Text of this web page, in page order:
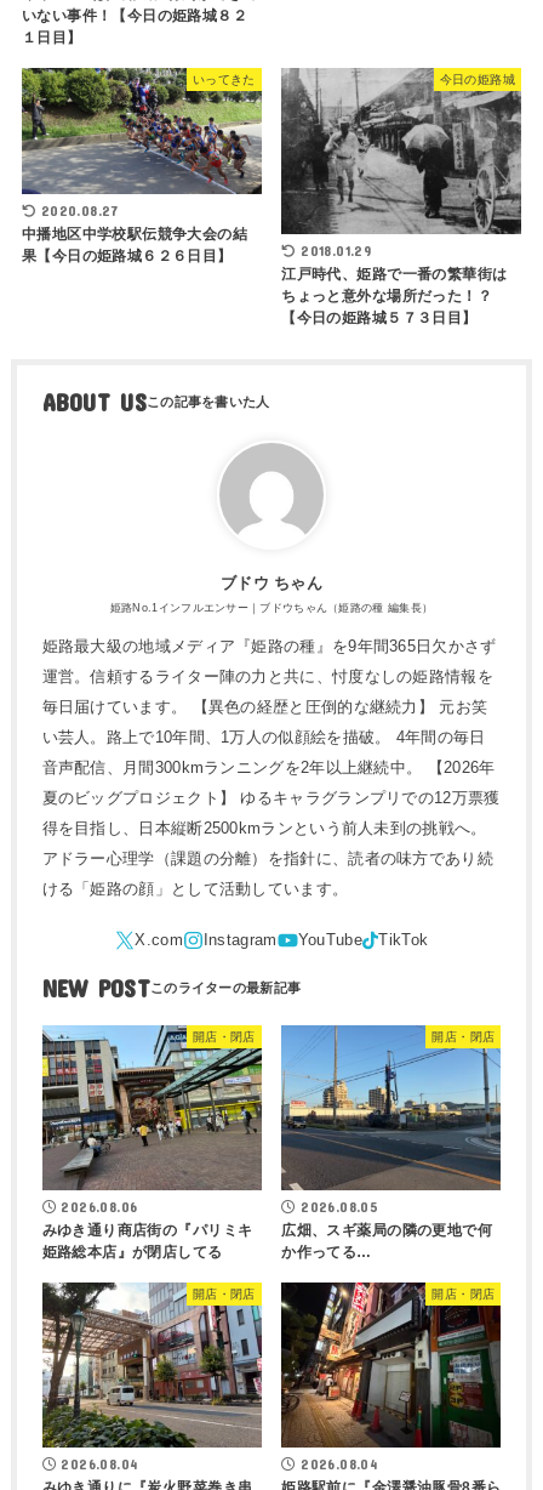
いない事件！【今日の姫路城８２
１日目】
いってきた
2020.08.27
中播地区中学校駅伝競争大会の結
果【今日の姫路城６２６日目】
今日の姫路城
2018.01.29
江戸時代、姫路で一番の繁華街は
ちょっと意外な場所だった！？
【今日の姫路城５７３日目】
ABOUT US
ブドウ ちゃん
姫路No.1インフルエンサー｜ブドウちゃん（姫路の種 編集長）
姫路最大級の地域メディア『姫路の種』を9年間365日欠かさず
運営。信頼するライター陣の力と共に、忖度なしの姫路情報を
毎日届けています。 【異色の経歴と圧倒的な継続力】 元お笑
い芸人。路上で10年間、1万人の似顔絵を描破。 4年間の毎日
音声配信、月間300kmランニングを2年以上継続中。 【2026年
夏のビッグプロジェクト】 ゆるキャラグランプリでの12万票獲
得を目指し、日本縦断2500kmランという前人未到の挑戦へ。
アドラー心理学（課題の分離）を指針に、読者の味方であり続
ける「姫路の顔」として活動しています。
NEW POST
開店・閉店
2026.08.06
みゆき通り商店街の『パリミキ
姫路総本店』が閉店してる
開店・閉店
2026.08.05
広畑、スギ薬局の隣の更地で何
か作ってる…
開店・閉店
2026.08.04
開店・閉店
2026.08.04